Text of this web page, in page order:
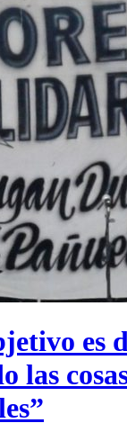
es
las